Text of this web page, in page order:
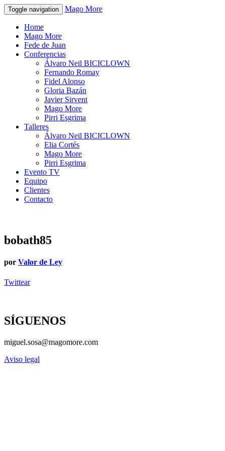
Toggle navigation Mago More
Home
Mago More
Fede de Juan
Conferencias
Álvaro Neil BICICLOWN
Fernando Romay
Fidel Alonso
Gloria Bazán
Javier Sirvent
Mago More
Pirri Esgrima
Talleres
Álvaro Neil BICICLOWN
Elia Cortés
Mago More
Pirri Esgrima
Evento TV
Equipo
Clientes
Contacto
bobath85
por Valor de Ley
Twittear
SÍGUENOS
miguel.sosa@magomore.com
Aviso legal